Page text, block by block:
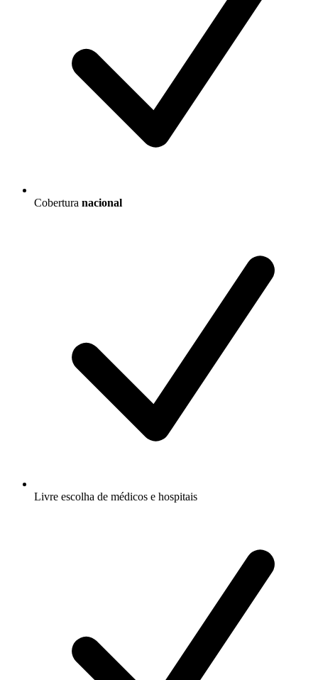
Cobertura nacional
Livre escolha de médicos e hospitais